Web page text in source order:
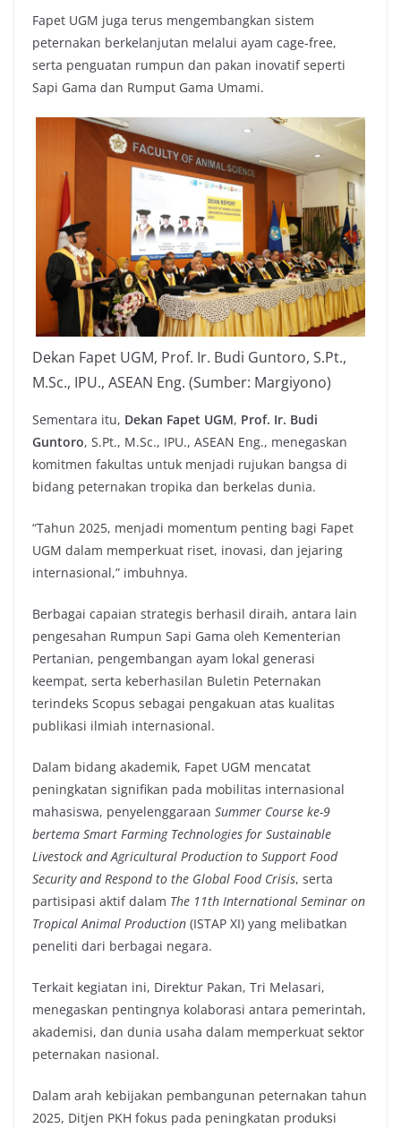
Fapet UGM juga terus mengembangkan sistem
peternakan berkelanjutan melalui ayam cage-free,
serta penguatan rumpun dan pakan inovatif seperti
Sapi Gama dan Rumput Gama Umami.
Dekan Fapet UGM, Prof. Ir. Budi Guntoro, S.Pt.,
M.Sc., IPU., ASEAN Eng. (Sumber: Margiyono)
Sementara itu, Dekan Fapet UGM, Prof. Ir. Budi
Guntoro, S.Pt., M.Sc., IPU., ASEAN Eng., menegaskan
komitmen fakultas untuk menjadi rujukan bangsa di
bidang peternakan tropika dan berkelas dunia.
“Tahun 2025, menjadi momentum penting bagi Fapet
UGM dalam memperkuat riset, inovasi, dan jejaring
internasional,” imbuhnya.
Berbagai capaian strategis berhasil diraih, antara lain
pengesahan Rumpun Sapi Gama oleh Kementerian
Pertanian, pengembangan ayam lokal generasi
keempat, serta keberhasilan Buletin Peternakan
terindeks Scopus sebagai pengakuan atas kualitas
publikasi ilmiah internasional.
Dalam bidang akademik, Fapet UGM mencatat
peningkatan signifikan pada mobilitas internasional
mahasiswa, penyelenggaraan Summer Course ke-9
bertema Smart Farming Technologies for Sustainable
Livestock and Agricultural Production to Support Food
Security and Respond to the Global Food Crisis, serta
partisipasi aktif dalam The 11th International Seminar on
Tropical Animal Production (ISTAP XI) yang melibatkan
peneliti dari berbagai negara.
Terkait kegiatan ini, Direktur Pakan, Tri Melasari,
menegaskan pentingnya kolaborasi antara pemerintah,
akademisi, dan dunia usaha dalam memperkuat sektor
peternakan nasional.
Dalam arah kebijakan pembangunan peternakan tahun
2025, Ditjen PKH fokus pada peningkatan produksi